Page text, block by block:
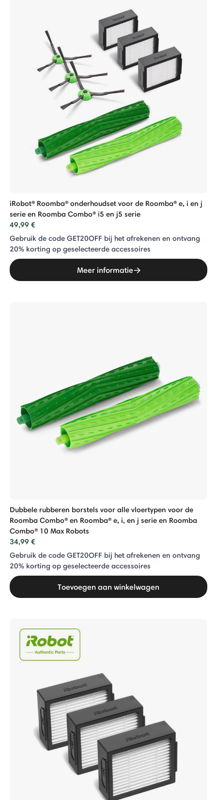
iRobot® Roomba® onderhoudset voor de Roomba® e, i en j
serie en Roomba Combo® i5 en j5 serie
49,99 €
Gebruik de code GET20OFF bij het afrekenen en ontvang
20% ​​korting op geselecteerde accessoires
Meer informatie
Dubbele rubberen borstels voor alle vloertypen voor de
Roomba Combo® en Roomba® e, i, en j serie en Roomba
Combo® 10 Max Robots
34,99 €
Gebruik de code GET20OFF bij het afrekenen en ontvang
20% ​​korting op geselecteerde accessoires
Toevoegen aan winkelwagen